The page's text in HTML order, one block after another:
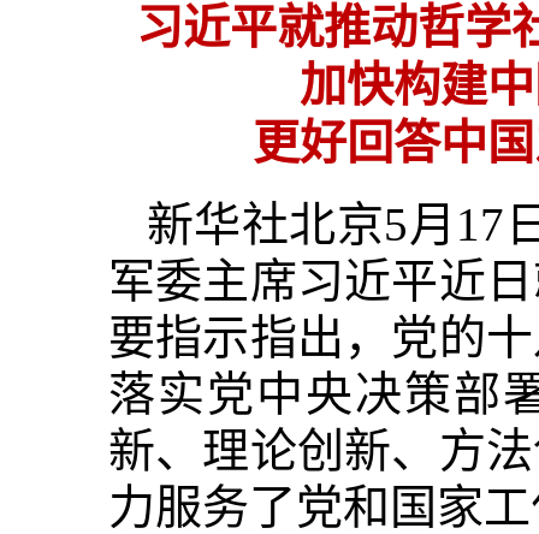
习近平就推动哲学
加快构建
更好回答中
新华社北京5月17
军委主席习近平近
要指示指出，党的
落实党中央决策部
新、理论创新、方
力服务了党和国家